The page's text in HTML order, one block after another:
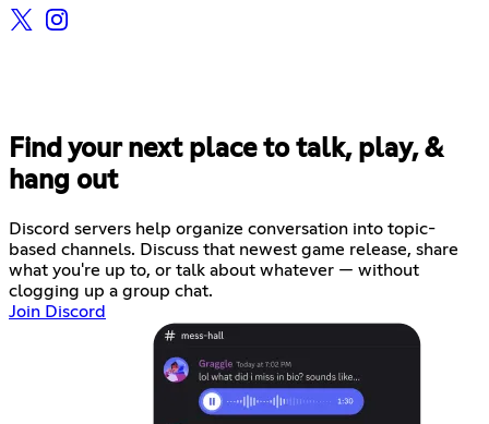
Find your next place to talk, play, &
hang out
Discord servers help organize conversation into topic-
based channels. Discuss that newest game release, share
what you're up to, or talk about whatever — without
clogging up a group chat.
Join Discord